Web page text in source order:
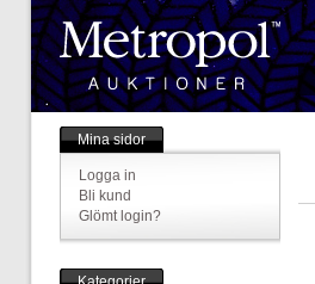
Mina sidor
Logga in
Bli kund
Glömt login?